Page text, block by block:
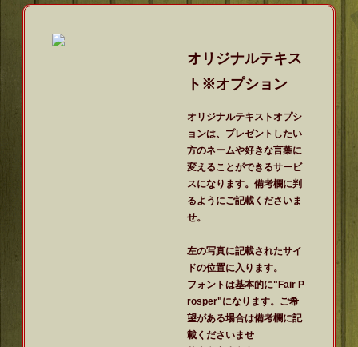
オリジナルテキス
ト※オプション
オリジナルテキストオプシ
ョンは、プレゼントしたい
方のネームや好きな言葉に
変えることができるサービ
スになります。備考欄に判
るようにご記載くださいま
せ。
左の写真に記載されたサイ
ドの位置に入ります。
フォントは基本的に"Fair P
rosper"になります。ご希
望がある場合は備考欄に記
載くださいませ